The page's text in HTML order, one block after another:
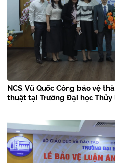
NCS. Vũ Quốc Công bảo vệ
thuật tại Trường Đại học Thủy